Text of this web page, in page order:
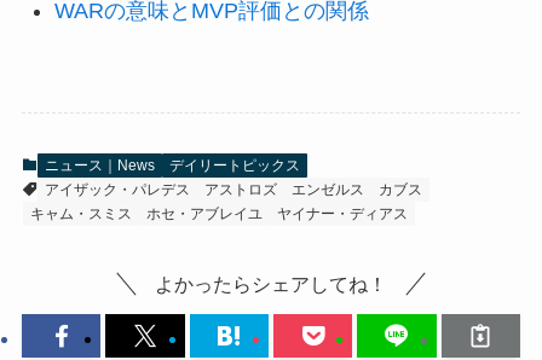
WARの意味とMVP評価との関係
ニュース｜News
デイリートピックス
アイザック・パレデス
アストロズ エンゼルス
カブス
キャム・スミス
ホセ・アブレイユ ヤイナー・ディアス
よかったらシェアしてね！